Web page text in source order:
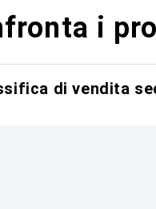
i
di vendita